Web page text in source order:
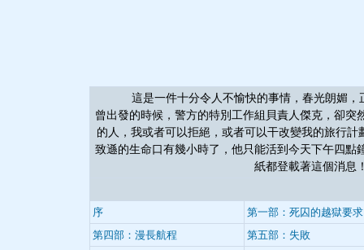
這是一件十分令人不愉快的事情，春光朗媚，正
曾出發的時候，警方的特別工作組貝責人傑克，卻
的人，我或者可以拒絕，或者可以干改變我的旅行
致遜的生命口有幾小時了，他只能活到今天下午四
紙都登載著這個消
序
第一部：死囚的越獄要求
第四部：漫長航程
第五部：失敗